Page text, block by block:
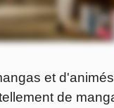
et
de